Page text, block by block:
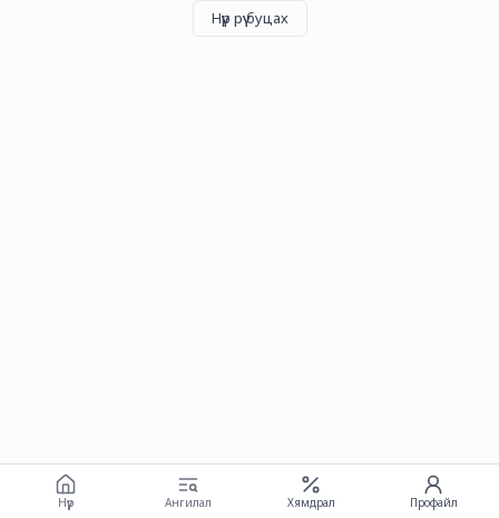
Нүүр рүү буцах
Нүүр Ангилал Хямдрал Профайл